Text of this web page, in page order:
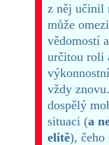
z něj učinil
může
vědomostí
určitou roli
vždy
dospělý
situaci (a
elitě), čeho